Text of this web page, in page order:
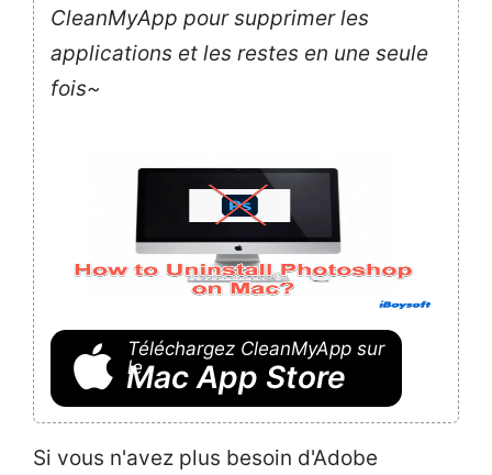
CleanMyApp pour supprimer les
applications et les restes en une seule
fois~
Téléchargez CleanMyApp sur
le
Mac App Store
Si vous n'avez plus besoin d'Adobe